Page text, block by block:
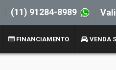
(11) 91284-8989
FINANCIAMENTO VENDA